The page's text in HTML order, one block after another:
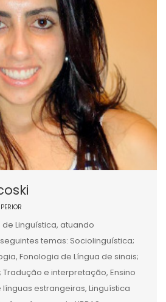
Linguística, atuando
temas: Sociolinguística;
Fonologia de Língua de sinais;
e interpretação, Ensino
estrangeiras, Linguística